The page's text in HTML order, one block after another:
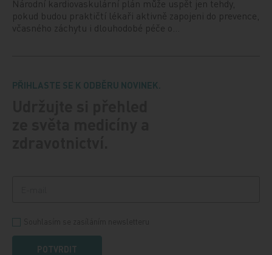
Národní kardiovaskulární plán může uspět jen tehdy,
pokud budou praktičtí lékaři aktivně zapojeni do prevence,
včasného záchytu i dlouhodobé péče o…
PŘIHLASTE SE K ODBĚRU NOVINEK.
POTVRDIT